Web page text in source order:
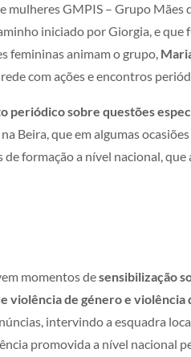
mulheresGMPIS – Grupo Mães
iniciado por Giorgia, e que
femininas animam o grupo,
com ações e encontros
periódico sobre questões
na Beira, que em algumas
formação a nível nacional,
momentos desensibilização
violência de género e violência
intervindo a esquadra
promovida a nível nacional